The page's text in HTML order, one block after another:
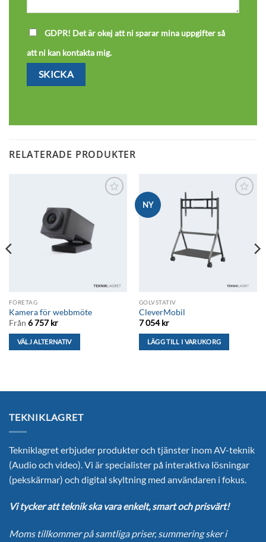
GDPR! Det är okej att ni sparar mina uppgifter så
att ni kan kontakta mig.
RELATERADE PRODUKTER
FÖRETAG
Kamera för webbmöte
Från 6 757kr
VÄLJ ALTERNATIV
har
varianter.
De
alternativen
kan
väljas
produktsidan
NY
önskelistan
GOLVSTATIV
CleverMobil
7 054kr
LÄGG TILL I VARUKORG
TEKNIKLAGRET
Tekniklagret erbjuder produkter och tjänster inom AV-teknik
(Audio och video). Vi är specialister på interaktiva lösningar
(pekskärmar) och digital skyltning med användaren i fokus.
Vi tycker att teknik ska vara enkelt, smart och prisvärt!
Moms tillkommer på samtliga priser, summering sker i